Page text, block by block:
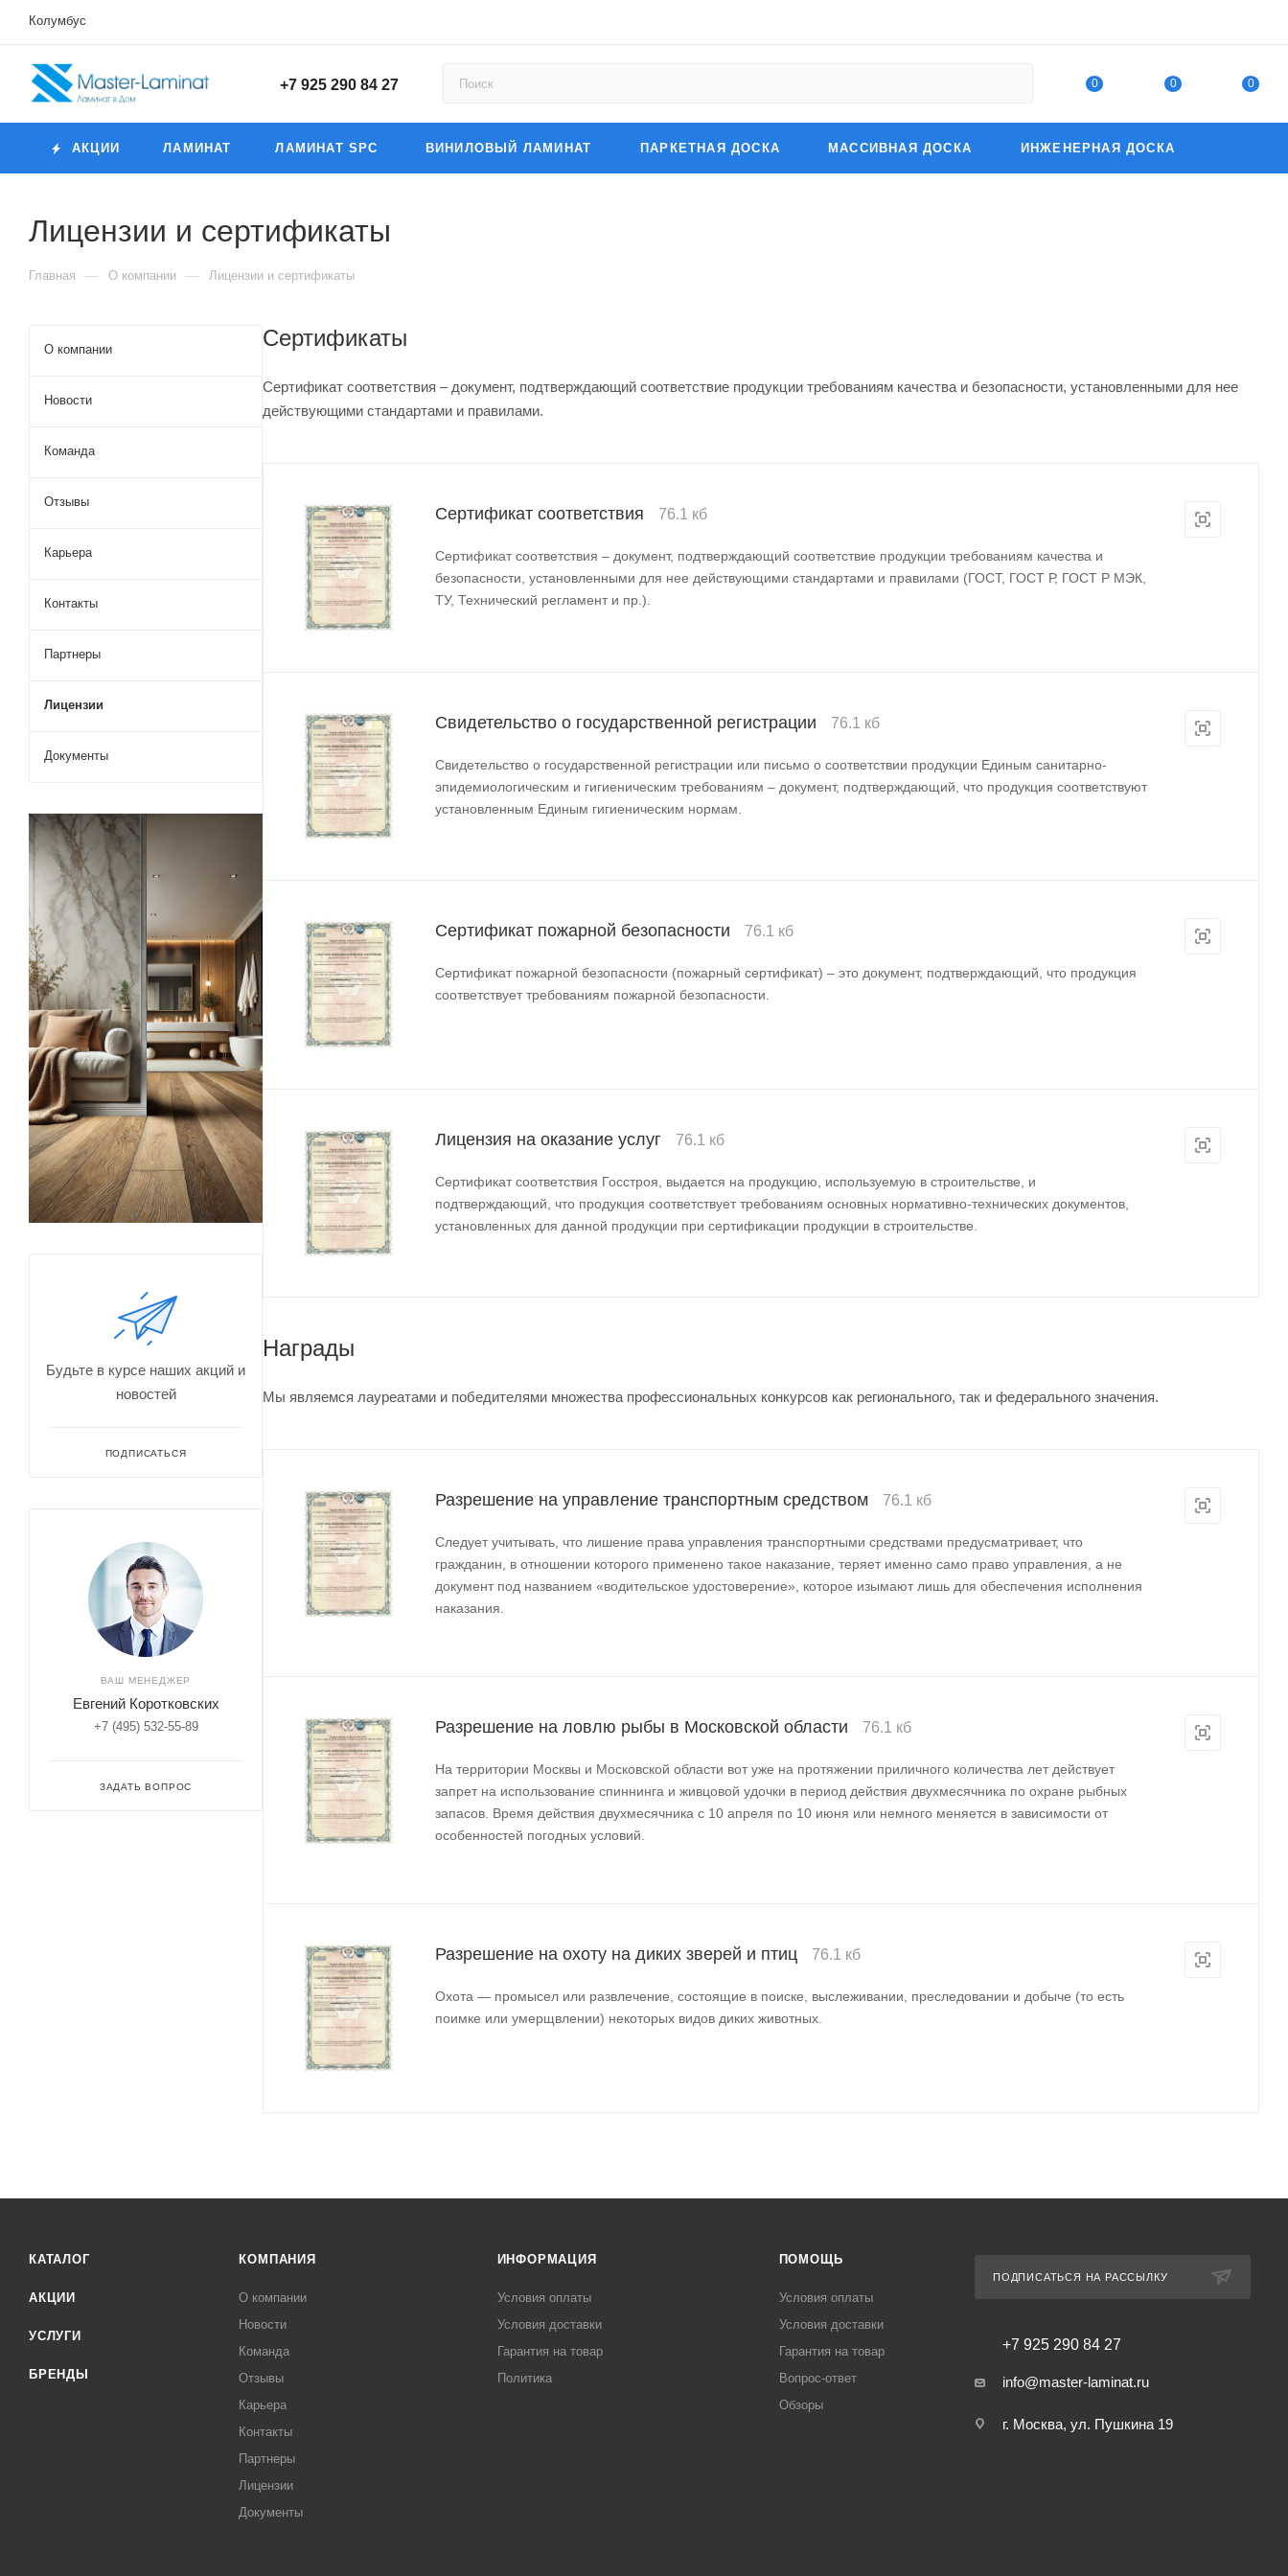
Колумбус
+7 925 290 84 27 0 0 0
АКЦИИ ЛАМИНАТ ЛАМИНАТ SPC ВИНИЛОВЫЙ ЛАМИНАТ ПАРКЕТНАЯ ДОСКА МАССИВНАЯ ДОСКА ИНЖЕНЕРНАЯ ДОСКА
Лицензии и сертификаты
Главная — О компании — Лицензии и сертификаты
Сертификаты
Сертификат соответствия – документ, подтверждающий соответствие продукции требованиям качества и безопасности, установленными для нее
действующими стандартами и правилами.
Сертификат соответствия 76.1 кб
Сертификат соответствия – документ, подтверждающий соответствие продукции требованиям качества и
безопасности, установленными для нее действующими стандартами и правилами (ГОСТ, ГОСТ Р, ГОСТ Р МЭК,
ТУ, Технический регламент и пр.).
Свидетельство о государственной регистрации 76.1 кб
Свидетельство о государственной регистрации или письмо о соответствии продукции Единым санитарно-
эпидемиологическим и гигиеническим требованиям – документ, подтверждающий, что продукция соответствуют
установленным Единым гигиеническим нормам.
Сертификат пожарной безопасности 76.1 кб
Сертификат пожарной безопасности (пожарный сертификат) – это документ, подтверждающий, что продукция
соответствует требованиям пожарной безопасности.
Лицензия на оказание услуг 76.1 кб
Сертификат соответствия Госстроя, выдается на продукцию, используемую в строительстве, и
подтверждающий, что продукция соответствует требованиям основных нормативно-технических документов,
установленных для данной продукции при сертификации продукции в строительстве.
Награды
Мы являемся лауреатами и победителями множества профессиональных конкурсов как регионального, так и федерального значения.
Разрешение на управление транспортным средством 76.1 кб
Следует учитывать, что лишение права управления транспортными средствами предусматривает, что
гражданин, в отношении которого применено такое наказание, теряет именно само право управления, а не
документ под названием «водительское удостоверение», которое изымают лишь для обеспечения исполнения
наказания.
Разрешение на ловлю рыбы в Московской области 76.1 кб
На территории Москвы и Московской области вот уже на протяжении приличного количества лет действует
запрет на использование спиннинга и живцовой удочки в период действия двухмесячника по охране рыбных
запасов. Время действия двухмесячника с 10 апреля по 10 июня или немного меняется в зависимости от
особенностей погодных условий.
Разрешение на охоту на диких зверей и птиц 76.1 кб
Охота — промысел или развлечение, состоящие в поиске, выслеживании, преследовании и добыче (то есть
поимке или умерщвлении) некоторых видов диких животных.
О компании
Новости
Команда
Отзывы
Карьера
Контакты
Партнеры
Лицензии
Документы
Будьте в курсе наших акций и
новостей
ПОДПИСАТЬСЯ
ВАШ МЕНЕДЖЕР
Евгений Коротковских
+7 (495) 532-55-89
ЗАДАТЬ ВОПРОС
КАТАЛОГ
АКЦИИ
УСЛУГИ
БРЕНДЫ
КОМПАНИЯ
О компании
Новости
Команда
Отзывы
Карьера
Контакты
Партнеры
Лицензии
Документы
ИНФОРМАЦИЯ
Условия оплаты
Условия доставки
Гарантия на товар
Политика
ПОМОЩЬ
Условия оплаты
Условия доставки
Гарантия на товар
Вопрос-ответ
Обзоры
ПОДПИСАТЬСЯ НА РАССЫЛКУ
+7 925 290 84 27
info@master-laminat.ru
г. Москва, ул. Пушкина 19